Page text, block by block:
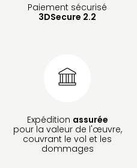
Paiement sécurisé
3DSecure 2.2
Expédition assurée
pour la valeur de l'œuvre,
couvrant le vol et les
dommages